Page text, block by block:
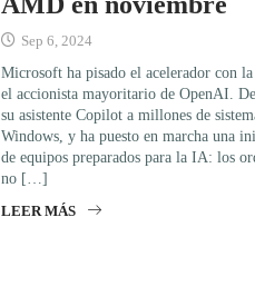
Sep 6, 2024
Microsoft ha pisado el acelerador con
el accionista mayoritario de OpenAI.
su asistente Copilot a millones de
Windows, y ha puesto en marcha una
de equipos preparados para la IA: los
no […]
LEER MÁS